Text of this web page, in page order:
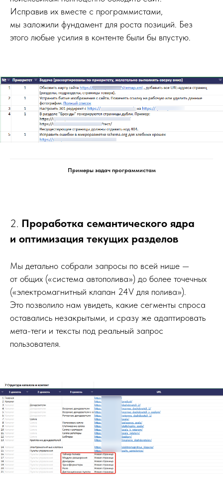
Исправив их вместе с программистами,
мы заложили фундамент для роста позиций. Без
этого любые усилия в контенте были бы впустую.
Примеры задач программистам
2. Проработка семантического ядра
и оптимизация текущих разделов
Мы детально собрали запросы по всей нише —
от общих («система автополива») до более точечных
(«электромагнитный клапан 24V для полива»).
Это позволило нам увидеть, какие сегменты спроса
оставались незакрытыми, и сразу же адаптировать
мета-теги и тексты под реальный запрос
пользователя.